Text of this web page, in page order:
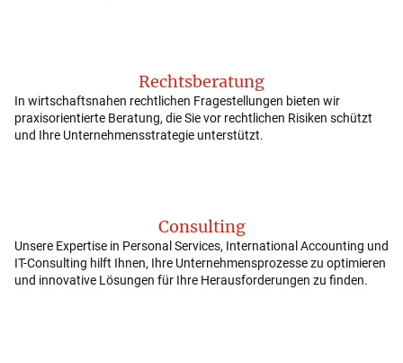
Rechtsberatung
In wirtschaftsnahen rechtlichen Fragestellungen bieten wir
praxisorientierte Beratung, die Sie vor rechtlichen Risiken schützt
und Ihre Unternehmensstrategie unterstützt.
Consulting
Unsere Expertise in Personal Services, International Accounting und
IT-Consulting hilft Ihnen, Ihre Unternehmensprozesse zu optimieren
und innovative Lösungen für Ihre Herausforderungen zu finden.